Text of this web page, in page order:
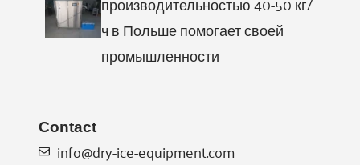
ч в Польше помогает своей
промышленности
Contact
info@dry-ice-equipment.com